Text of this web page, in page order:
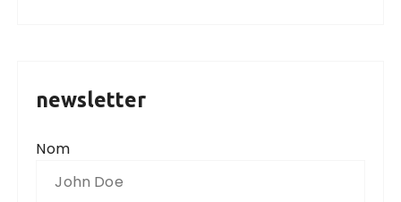
newsletter
Nom